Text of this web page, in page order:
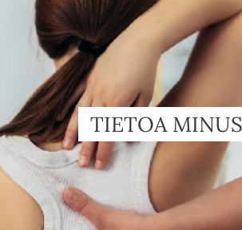
TIETOA